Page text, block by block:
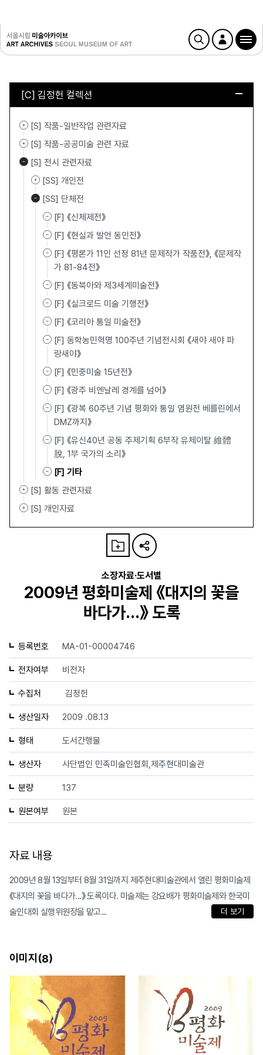
[C] 김정헌 컬렉션
[S] 작품-일반작업 관련자료
[S] 작품-공공미술 관련 자료
[S] 전시 관련자료
[SS] 개인전
[SS] 단체전
[F] 《신체제전》
[F] 《현실과 발언 동인전》
[F] 《평론가 11인 선정 81년 문제작가 작품전》, 《문제작
가 81-84전》
[F] 《동북아와 제3세계미술전》
[F] 《실크로드 미술 기행전》
[F] 《코리아 통일 미술전》
[F] 동학농민혁명 100주년 기념전시회 《새야 새야 파
랑새야》
[F] 《민중미술 15년전》
[F] 《광주 비엔날레 경계를 넘어》
[F] 《광복 60주년 기념 평화와 통일 염원전 베를린에서
DMZ까지》
[F] 《유신40년 공동 주제기획 6부작 유체이탈 維體離
脫, 1부 국가의 소리》
[F] 기타
[S] 활동 관련자료
[S] 개인자료
소장자료·도서별
2009년 평화미술제 《대지의 꽃을
바다가...》 도록
등록번호 MA-01-00004746
전자여부 비전자
수집처 김정헌
생산일자 2009 .08.13
형태 도서간행물
생산자 사단법인 민족미술인협회,제주현대미술관
분량 137
원본여부 원본
자료 내용
2009년 8월 13일부터 8월 31일까지 제주현대미술관에서 열린 평화미술제
《대지의 꽃을 바다가...》 도록이다. 미술제는 강요배가 평화미술제와 한국미
술인대회 실행위원장을 맡고...
더 보기
이미지(8)